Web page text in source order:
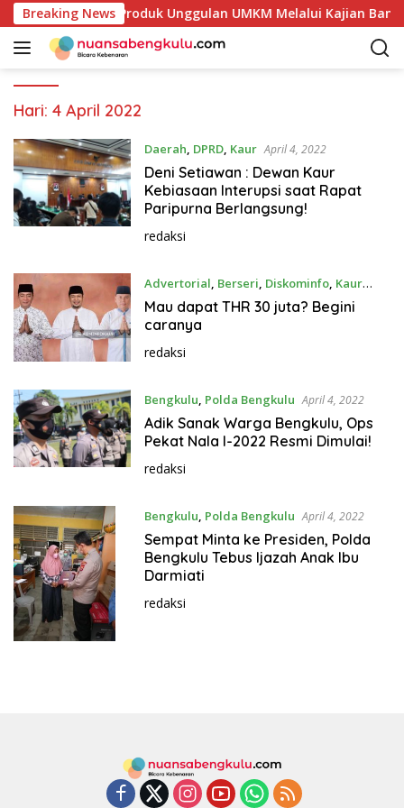
a
Breaking News
Potensi Produk Unggulan UMKM Melalui Kajian Bank
Hari: 4 April 2022
Daerah, DPRD, Kaur April 4, 2022
Deni Setiawan : Dewan Kaur
Kebiasaan Interupsi saat Rapat
Paripurna Berlangsung!
redaksi
Advertorial, Berseri, Diskominfo, Kaur
April 4, 2022
Mau dapat THR 30 juta? Begini
caranya
redaksi
Bengkulu, Polda Bengkulu April 4, 2022
Adik Sanak Warga Bengkulu, Ops
Pekat Nala I-2022 Resmi Dimulai!
redaksi
Bengkulu, Polda Bengkulu April 4, 2022
Sempat Minta ke Presiden, Polda
Bengkulu Tebus Ijazah Anak Ibu
Darmiati
redaksi